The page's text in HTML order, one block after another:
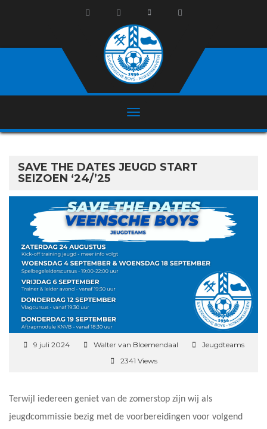
SAVE THE DATES JEUGD START
SEIZOEN ‘24/’25
9 juli 2024 Walter van Bloemendaal
Jeugdteams
2341 Views
Terwijl iedereen geniet van de zomerstop zijn wij als
jeugdcommissie bezig met de voorbereidingen voor volgend